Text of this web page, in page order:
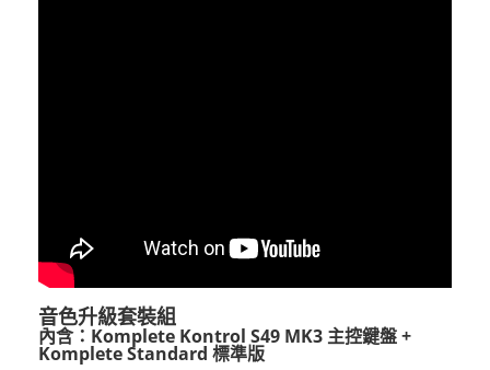
音色升級套裝組
內含：Komplete Kontrol S49 MK3 主控鍵盤 +
Komplete Standard 標準版